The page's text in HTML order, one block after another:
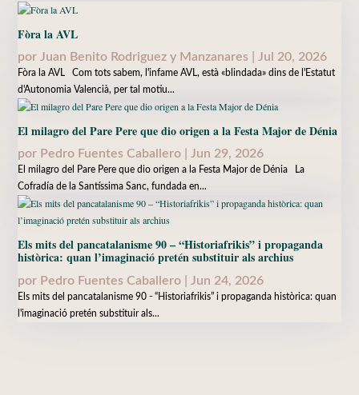
Fòra la AVL
por Juan Benito Rodriguez y Manzanares Jul 20, 2026
Fòra la AVL Com tots sabem, l'infame AVL, està «blindada» dins de l'Estatut
d'Autonomia Valencià, per tal motiu...
El milagro del Pare Pere que dio origen a la Festa Major de Dénia
por Pedro Fuentes Caballero |Jun 29, 2026
El milagro del Pare Pere que dio origen a la Festa Major de Dénia La
Cofradía de la Santíssima Sanc, fundada en...
Els mits del pancatalanisme 90 – “Historiafrikis” i propaganda
històrica: quan l’imaginació pretén substituir als archius
por Pedro Fuentes Caballero Jun 24, 2026
Els mits del pancatalanisme 90 - “Historiafrikis” i propaganda històrica: quan
l'imaginació pretén substituir als...